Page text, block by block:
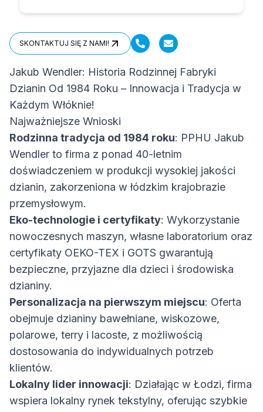
SKONTAKTUJ SIĘ Z NAMI!
SKONTAKTUJ SIĘ Z NAMI!
Jakub Wendler: Historia Rodzinnej Fabryki
Dzianin Od 1984 Roku – Innowacja i Tradycja w
Każdym Włóknie!
Najważniejsze Wnioski
Rodzinna tradycja od 1984 roku: PPHU Jakub
Wendler to firma z ponad 40-letnim
doświadczeniem w produkcji wysokiej jakości
dzianin, zakorzeniona w łódzkim krajobrazie
przemysłowym.
Eko-technologie i certyfikaty: Wykorzystanie
nowoczesnych maszyn, własne laboratorium oraz
certyfikaty OEKO-TEX i GOTS gwarantują
bezpieczne, przyjazne dla dzieci i środowiska
dzianiny.
Personalizacja na pierwszym miejscu: Oferta
obejmuje dzianiny bawełniane, wiskozowe,
polarowe, terry i lacoste, z możliwością
dostosowania do indywidualnych potrzeb
klientów.
Lokalny lider innowacji: Działając w Łodzi, firma
wspiera lokalny rynek tekstylny, oferując szybkie